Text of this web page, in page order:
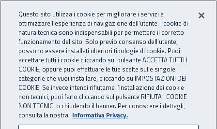
INAIL - Istituto Nazionale
Apri cerca
Navigazione principale
Navigazione - Ti trovi in:
Home Inail comunica News
27 febbraio 2017
Questo sito utilizza i cookie per migliorare i servizi e
ottimizzare l’esperienza di navigazione dell’utente. I cookie di
natura tecnica sono indispensabili per permettere il corretto
funzionamento del sito. Solo previo consenso dell’utente,
possono essere installati ulteriori tipologie di cookie. Puoi
accettare tutti i cookie cliccando sul pulsante ACCETTA TUTTI I
COOKIE, oppure puoi effettuare le tue scelte sulle singole
categorie che vuoi installare, cliccando su IMPOSTAZIONI DEI
COOKIE. Se invece intendi rifiutarne l’installazione dei cookie
non tecnici, puoi farlo cliccando sul pulsante RIFIUTA I COOKIE
NON TECNICI o chiudendo il banner. Per conoscere i dettagli,
consulta la nostra Informativa Privacy.